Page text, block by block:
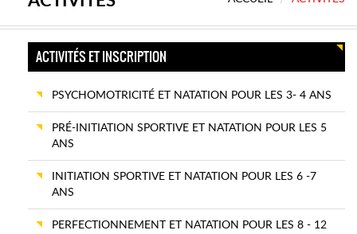
ACTIVITÉS ET INSCRIPTION
PSYCHOMOTRICITÉ ET NATATION POUR LES 3- 4 ANS
PRÉ-INITIATION SPORTIVE ET NATATION POUR LES 5
ANS
INITIATION SPORTIVE ET NATATION POUR LES 6 -7
ANS
PERFECTIONNEMENT ET NATATION POUR LES 8 - 12